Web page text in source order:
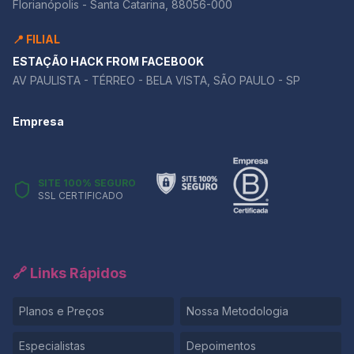
argumentação sólida e alcançar a nota máxima na
contextualizar bem suas referências, conectá-las ao
argumento central da redação e usá-las para
aprofundar a discussão. Se você ainda tem dúvidas
sobre como aplicar um repertório de forma produtiva,
testar sua redação e receber um feedback detalhado
Florianópolis - Santa Catarina, 88056-000
📍 FILIAL
ESTAÇÃO HACK FROM FACEBOOK
AV PAULISTA - TÉRREO - BELA VISTA, SÃO PAULO - SP
Empresa
SITE 100% SEGURO
SSL CERTIFICADO
🔗 Links Rápidos
Planos e Preços Nossa Metodologia
Especialistas Depoimentos